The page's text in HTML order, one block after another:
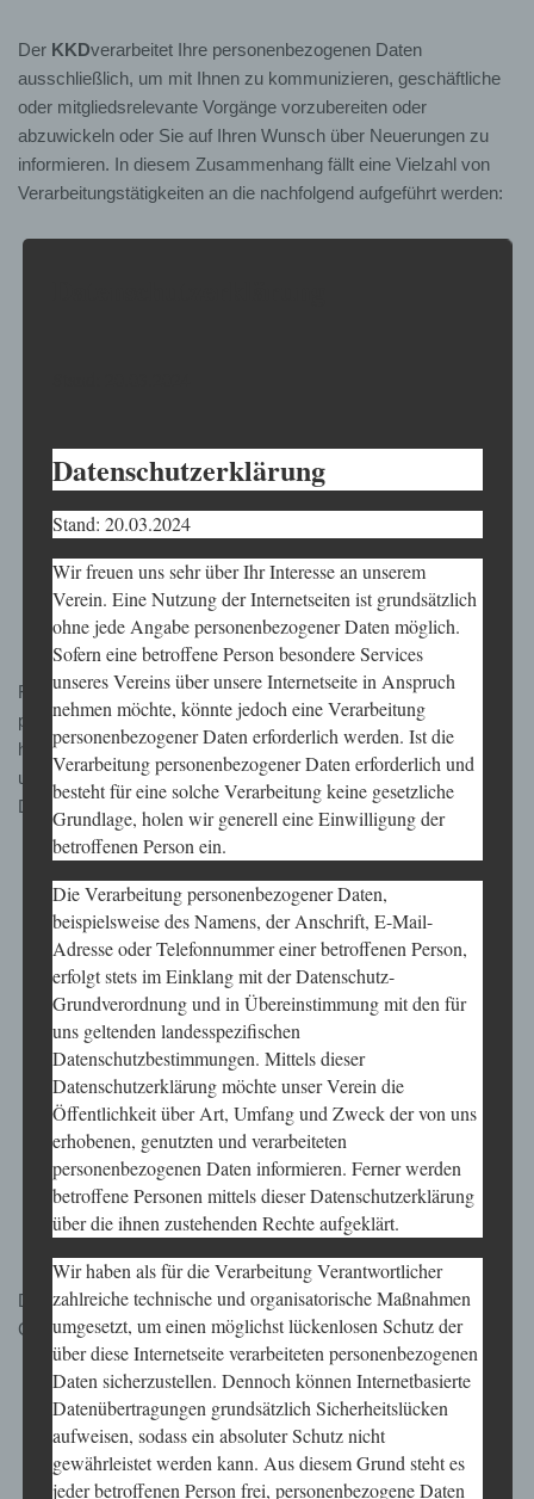
Der KKDverarbeitet Ihre personenbezogenen Daten
ausschließlich, um mit Ihnen zu kommunizieren, geschäftliche
oder mitgliedsrelevante Vorgänge vorzubereiten oder
abzuwickeln oder Sie auf Ihren Wunsch über Neuerungen zu
informieren. In diesem Zusammenhang fällt eine Vielzahl von
Verarbeitungstätigkeiten an die nachfolgend aufgeführt werden:
Versand von Mitgliederlisten an Vorstände Versand von
Mitgliederlisten an Funktionäre
Meldungen von Sportlern an den Stadtsportverband und
andere Dachverbände
Meldung der Mitglieder Daten an den DKV und an die
Landesverbände
Für die oben genannten Zwecke verarbeitet derKKD
personenbezogene Daten, die Sie selbst zur Verfügung gestellt
haben oder die im Zusammenhang mit Ihrer Mitgliedschaft bei
uns anfallen. Es handelt sich hierbei um folgende
Datenkategorien:
Personendaten
Adressdaten
Nationalität
Kommunikationsdaten
Geschlecht
Mitgliedsstatus
Eintrittsdatum
Bankverbindung
Der KKDverarbeitet Ihre personenbezogenen Daten auf
Grundlage der nachfolgend aufgeführten Vorschriften:
zum Zwecke der Durchführung von Geschäftsprozessen
(Artikel 6 (1) (b) DSGVO),
zur Erfüllung rechtlicher Pflichten (Artikel 6 (1) (c) DSGVO),
oder
Datenschutzerklärung
Stand: 20.03.2024
Wir freuen uns sehr über Ihr Interesse an unserem
Verein. Eine Nutzung der Internetseiten ist grundsätzlich
ohne jede Angabe personenbezogener Daten möglich.
Sofern eine betroffene Person besondere Services
unseres Vereins über unsere Internetseite in Anspruch
nehmen möchte, könnte jedoch eine Verarbeitung
personenbezogener Daten erforderlich werden. Ist die
Verarbeitung personenbezogener Daten erforderlich und
besteht für eine solche Verarbeitung keine gesetzliche
Grundlage, holen wir generell eine Einwilligung der
betroffenen Person ein.
Die Verarbeitung personenbezogener Daten,
beispielsweise des Namens, der Anschrift, E-Mail-
Adresse oder Telefonnummer einer betroffenen Person,
erfolgt stets im Einklang mit der Datenschutz-
Grundverordnung und in Übereinstimmung mit den für
uns geltenden landesspezifischen
Datenschutzbestimmungen. Mittels dieser
Datenschutzerklärung möchte unser Verein die
Öffentlichkeit über Art, Umfang und Zweck der von uns
erhobenen, genutzten und verarbeiteten
personenbezogenen Daten informieren. Ferner werden
betroffene Personen mittels dieser Datenschutzerklärung
über die ihnen zustehenden Rechte aufgeklärt.
Wir haben als für die Verarbeitung Verantwortlicher
zahlreiche technische und organisatorische Maßnahmen
umgesetzt, um einen möglichst lückenlosen Schutz der
über diese Internetseite verarbeiteten personenbezogenen
Daten sicherzustellen. Dennoch können Internetbasierte
Datenübertragungen grundsätzlich Sicherheitslücken
aufweisen, sodass ein absoluter Schutz nicht
gewährleistet werden kann. Aus diesem Grund steht es
jeder betroffenen Person frei, personenbezogene Daten